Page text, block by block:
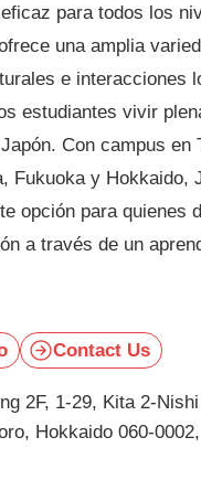
para todos los
una amplia
e interacciones
estudiantes vivir
Con campus en
Fukuoka y Hokkaido,
opción para quienes
a través de un
Contact Us
2F, 1-29, Kita 2-
Hokkaido 060-